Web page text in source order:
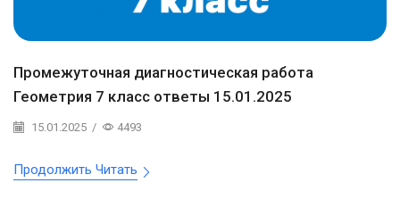
Промежуточная диагностическая работа
Геометрия 7 класс ответы 15.01.2025
15.01.2025 / 4493
Продолжить Читать